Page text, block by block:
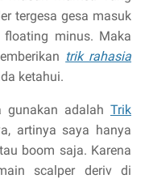
tergesa gesa masuk
minus. Maka
trik rahasia
ketahui.
gunakan adalah Trik
artinya saya hanya
boom saja. Karena
scalper deriv di